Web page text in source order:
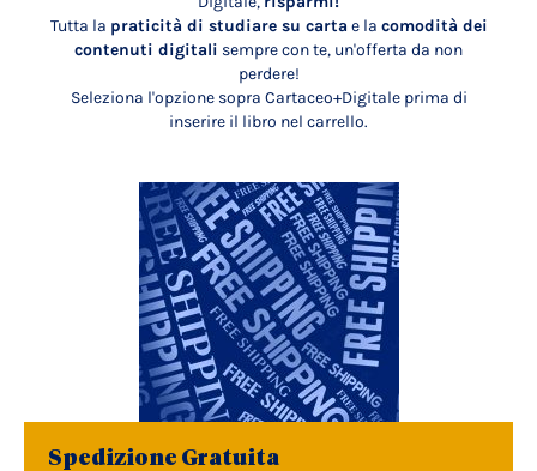
Tutta la praticità di studiare su carta e la comodità dei
contenuti digitali sempre con te, un'offerta da non
perdere!
Seleziona l'opzione sopra Cartaceo+Digitale prima di
inserire il libro nel carrello.
Spedizione Gratuita